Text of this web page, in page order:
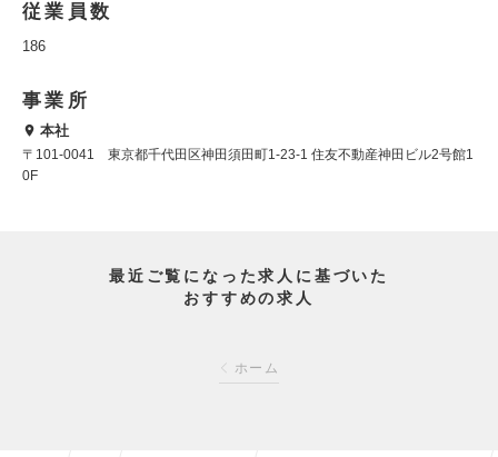
従業員数
186
事業所
本社
〒101-0041 東京都千代田区神田須田町1-23-1 住友不動産神田ビル2号館1
0F
最近ご覧になった求人に基づいた
おすすめの求人
ホーム